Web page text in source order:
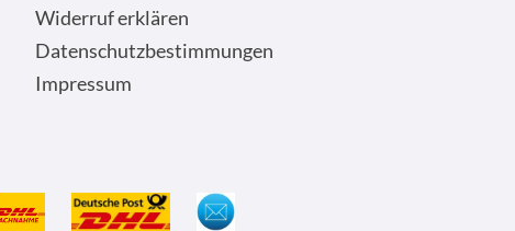
Widerruf erklären
Datenschutzbestimmungen
Impressum